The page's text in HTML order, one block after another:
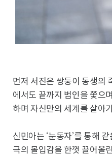
먼저 서진은 쌍둥이 동생의
에서도 끝까지 범인을 쫓으
하며 자신만의 세계를 살아
신민아는 ‘눈동자’를 통해
극의 몰입감을 한껏 끌어올